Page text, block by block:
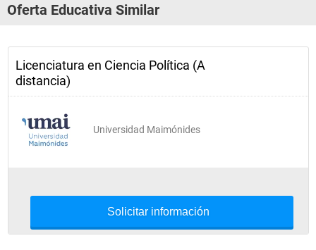
Oferta Educativa Similar
Licenciatura en Ciencia Política (A
distancia)
Universidad Maimónides
Solicitar información